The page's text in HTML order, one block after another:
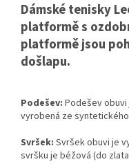
Dámské tenisky
platformě s
platformě jsou
došlapu.
Podešev: Podešev
vyrobená ze
Svršek: Svršek obuvi je
svršku je béžová (do